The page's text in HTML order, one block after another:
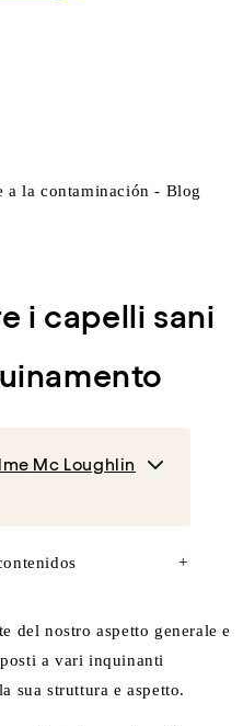
i capelli sani
Mc Loughlin
+
del nostro aspetto generale e
a vari inquinanti
sua struttura e aspetto.